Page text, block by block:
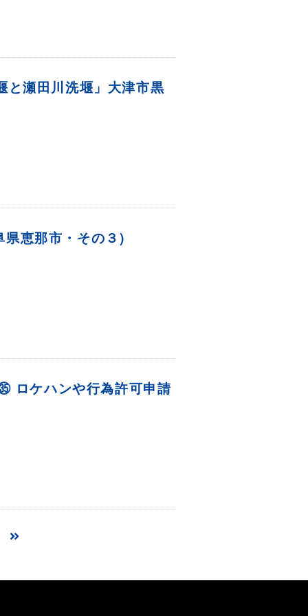
瀬田川洗堰」大津市黒
恵那市・その３)
ロケハンや行為許可申請